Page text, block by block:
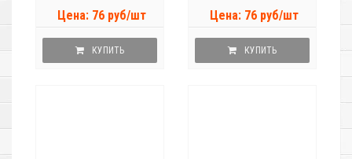
Цена: 76 руб/шт
КУПИТЬ
Цена: 76 руб/шт
КУПИТЬ